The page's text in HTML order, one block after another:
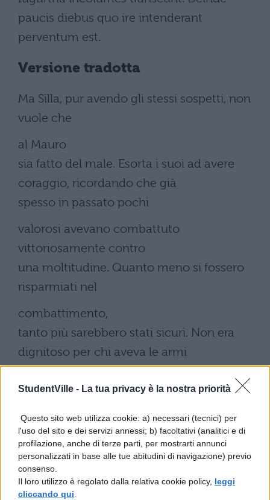
StudentVille - La tua privacy è la nostra priorità
Questo sito web utilizza cookie: a) necessari (tecnici) per
l'uso del sito e dei servizi annessi; b) facoltativi (analitici e di
profilazione, anche di terze parti, per mostrarti annunci
personalizzati in base alle tue abitudini di navigazione) previo
consenso.
Il loro utilizzo è regolato dalla relativa cookie policy, leggi
cliccando qui
paucis diebus quo ire intenderant
perventum est.
Versione tradotta
Ma Silla, pur avendo gli stessi sospetti, non
vuole che
al Mauro
sia fatto del male. Esorta i suoi ad avere
coraggio, ricordando che già
spesso in passato pochi
valorosi avevano combattuto
vittoriosamente contro
una moltitudine. Quanto meno si fossero
risparmiati nel
combattimento,
tanto più sarebbero stati sicuri. Non era
dignitoso per chi aveva le armi
in pugno cercar
scampo nei piedi inermi, e nel momento
del pericolo
volgere ai nemici la parte indifesa e cieca
del corpo. Quindi,
chiamato